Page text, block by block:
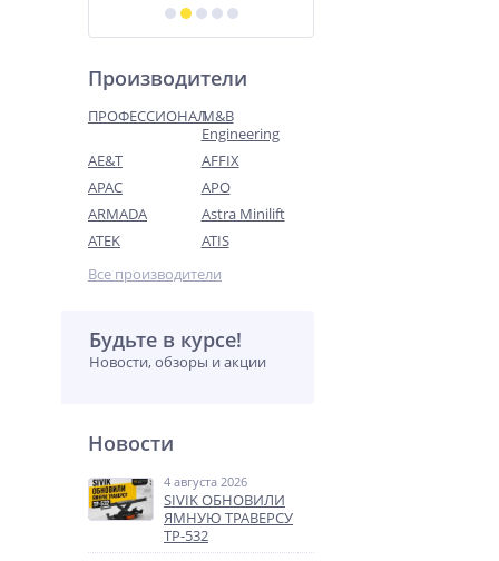
Производители
ПРОФЕССИОНАЛM&B
Engineering
AE&T
AFFIX
APAC
APO
ARMADA
Astra Minilift
ATEK
ATIS
Все производители
Будьте в курсе!
Новости, обзоры и акции
Новости
4 августа 2026
SIVIK ОБНОВИЛИ
ЯМНУЮ ТРАВЕРСУ
ТР-532